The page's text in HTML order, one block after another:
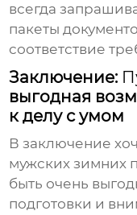
всегда
пакеты
соответствие
Заключение:
выгодная
к делу с умом
В заключение
мужских зимних
быть очень
подготовки и